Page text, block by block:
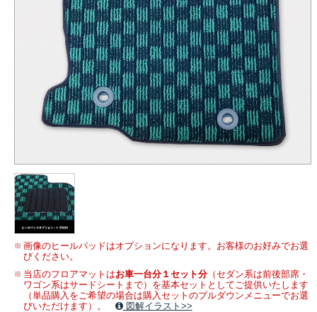
画像のヒールパッドはオプションになります。お客様のお好みでお選
びください。
当店のフロアマットはお車一台分１セット分（セダン系は前後部席・
ワゴン系はサードシートまで）を基本セットとしてご提供いたします
（単品購入をご希望の場合は購入セットのプルダウンメニューでお選
びいただけます）。
図解イラスト>>